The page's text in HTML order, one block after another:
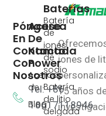
iones de
15 años
Baterías
Batería
de
iones
de
sodio
Batería
de litio
delgada
Acerca
De
Kamada
Power
Acerca
de
Blog
Póngase
En
Contacto
Con
Nosotros
Tel: +86
18617118946